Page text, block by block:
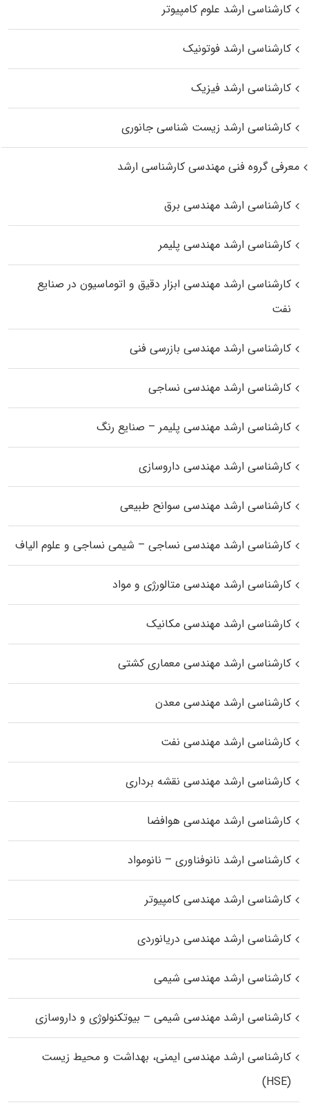
کارشناسی ارشد علوم کامپیوتر
کارشناسی ارشد فوتونیک
کارشناسی ارشد فیزیک
کارشناسی ارشد زیست‌ شناسی جانوری
معرفی گروه فنی مهندسی کارشناسی ارشد
کارشناسی ارشد مهندسی برق
کارشناسی ارشد مهندسی پلیمر
کارشناسی ارشد مهندسی ابزار دقیق و اتوماسیون در صنایع
نفت
کارشناسی ارشد مهندسی بازرسی فنی
کارشناسی ارشد مهندسی نساجی
کارشناسی ارشد مهندسی پلیمر – صنایع رنگ
کارشناسی ارشد مهندسی داروسازی
کارشناسی ارشد مهندسی سوانح طبیعی
کارشناسی ارشد مهندسی نساجی – شیمی نساجی و علوم الیاف
کارشناسی ارشد مهندسی متالورژی و مواد
کارشناسی ارشد مهندسی مکانیک
کارشناسی ارشد مهندسی معماری کشتی
کارشناسی ارشد مهندسی معدن
کارشناسی ارشد مهندسی نفت
کارشناسی ارشد مهندسی نقشه برداری
کارشناسی ارشد مهندسی هوافضا
کارشناسی ارشد نانوفناوری – نانومواد
کارشناسی ارشد مهندسی کامپیوتر
کارشناسی ارشد مهندسی دریانوردی
کارشناسی ارشد مهندسی شیمی
کارشناسی ارشد مهندسی شیمی – بیوتکنولوژی و داروسازی
کارشناسی ارشد مهندسی ایمنی، بهداشت و محیط زیست
(HSE)